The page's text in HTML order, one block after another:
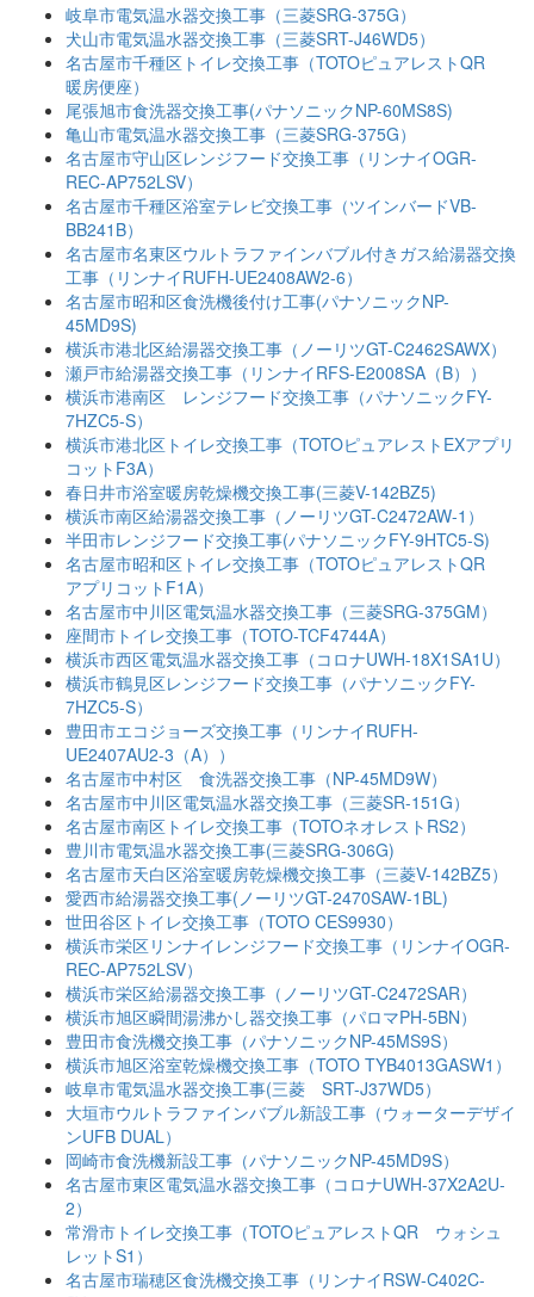
岐阜市電気温水器交換工事（三菱SRG-375G）
犬山市電気温水器交換工事（三菱SRT-J46WD5）
名古屋市千種区トイレ交換工事（TOTOピュアレストQR
暖房便座）
尾張旭市食洗器交換工事(パナソニックNP-60MS8S)
亀山市電気温水器交換工事（三菱SRG-375G）
名古屋市守山区レンジフード交換工事（リンナイOGR-
REC-AP752LSV）
名古屋市千種区浴室テレビ交換工事（ツインバードVB-
BB241B）
名古屋市名東区ウルトラファインバブル付きガス給湯器交換
工事（リンナイRUFH-UE2408AW2-6）
名古屋市昭和区食洗機後付け工事(パナソニックNP-
45MD9S)
横浜市港北区給湯器交換工事（ノーリツGT-C2462SAWX）
瀬戸市給湯器交換工事（リンナイRFS-E2008SA（B））
横浜市港南区 レンジフード交換工事（パナソニックFY-
7HZC5-S）
横浜市港北区トイレ交換工事（TOTOピュアレストEXアプリ
コットF3A）
春日井市浴室暖房乾燥機交換工事(三菱V-142BZ5)
横浜市南区給湯器交換工事（ノーリツGT-C2472AW-1）
半田市レンジフード交換工事(パナソニックFY-9HTC5-S)
名古屋市昭和区トイレ交換工事（TOTOピュアレストQR
アプリコットF1A）
名古屋市中川区電気温水器交換工事（三菱SRG-375GM）
座間市トイレ交換工事（TOTO-TCF4744A）
横浜市西区電気温水器交換工事（コロナUWH-18X1SA1U）
横浜市鶴見区レンジフード交換工事（パナソニックFY-
7HZC5-S）
豊田市エコジョーズ交換工事（リンナイRUFH-
UE2407AU2-3（A））
名古屋市中村区 食洗器交換工事（NP-45MD9W）
名古屋市中川区電気温水器交換工事（三菱SR-151G）
名古屋市南区トイレ交換工事（TOTOネオレストRS2）
豊川市電気温水器交換工事(三菱SRG-306G)
名古屋市天白区浴室暖房乾燥機交換工事（三菱V-142BZ5）
愛西市給湯器交換工事(ノーリツGT-2470SAW-1BL)
世田谷区トイレ交換工事（TOTO CES9930）
横浜市栄区リンナイレンジフード交換工事（リンナイOGR-
REC-AP752LSV）
横浜市栄区給湯器交換工事（ノーリツGT-C2472SAR）
横浜市旭区瞬間湯沸かし器交換工事（パロマPH-5BN）
豊田市食洗機交換工事（パナソニックNP-45MS9S）
横浜市旭区浴室乾燥機交換工事（TOTO TYB4013GASW1）
岐阜市電気温水器交換工事(三菱 SRT-J37WD5）
大垣市ウルトラファインバブル新設工事（ウォーターデザイ
ンUFB DUAL）
岡崎市食洗機新設工事（パナソニックNP-45MD9S）
名古屋市東区電気温水器交換工事（コロナUWH-37X2A2U-
2）
常滑市トイレ交換工事（TOTOピュアレストQR ウォシュ
レットS1）
名古屋市瑞穂区食洗機交換工事（リンナイRSW-C402C-